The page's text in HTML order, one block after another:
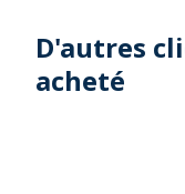
D'autres
acheté